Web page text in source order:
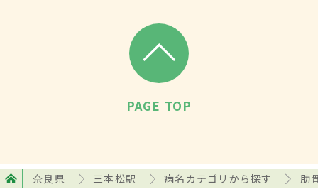
PAGE TOP
奈良県 三本松駅 病名カテゴリから探す 肋